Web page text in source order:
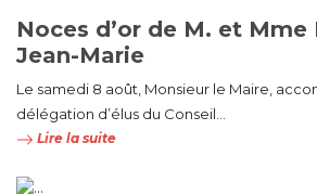
Noces d’or de M. et Mme
Jean-Marie
Le samedi 8 août, Monsieur le Maire,
délégation d’élus du Conseil...
Lire la suite